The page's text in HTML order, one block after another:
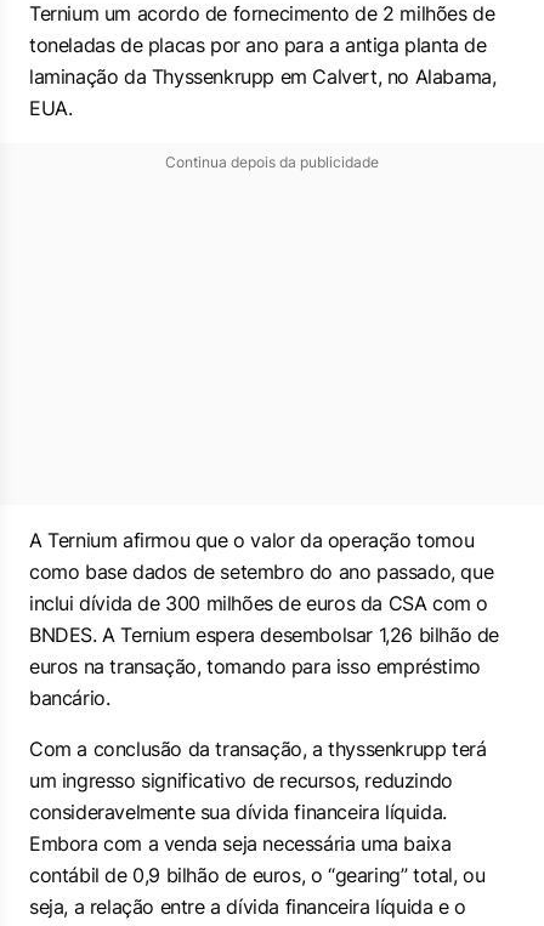
Ternium um acordo de fornecimento de 2 milhões de
toneladas de placas por ano para a antiga planta de
laminação da Thyssenkrupp em Calvert, no Alabama,
EUA.
Continua depois da publicidade
A Ternium afirmou que o valor da operação tomou
como base dados de setembro do ano passado, que
inclui dívida de 300 milhões de euros da CSA com o
BNDES. A Ternium espera desembolsar 1,26 bilhão de
euros na transação, tomando para isso empréstimo
bancário.
Com a conclusão da transação, a thyssenkrupp terá
um ingresso significativo de recursos, reduzindo
consideravelmente sua dívida financeira líquida.
Embora com a venda seja necessária uma baixa
contábil de 0,9 bilhão de euros, o “gearing” total, ou
seja, a relação entre a dívida financeira líquida e o